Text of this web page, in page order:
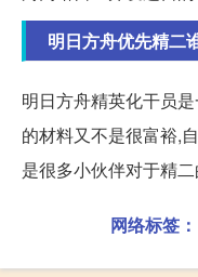
明日方舟优先精二
明日方舟精英化干员
的材料又不是很富裕,
是很多小伙伴对于精
网络标签：